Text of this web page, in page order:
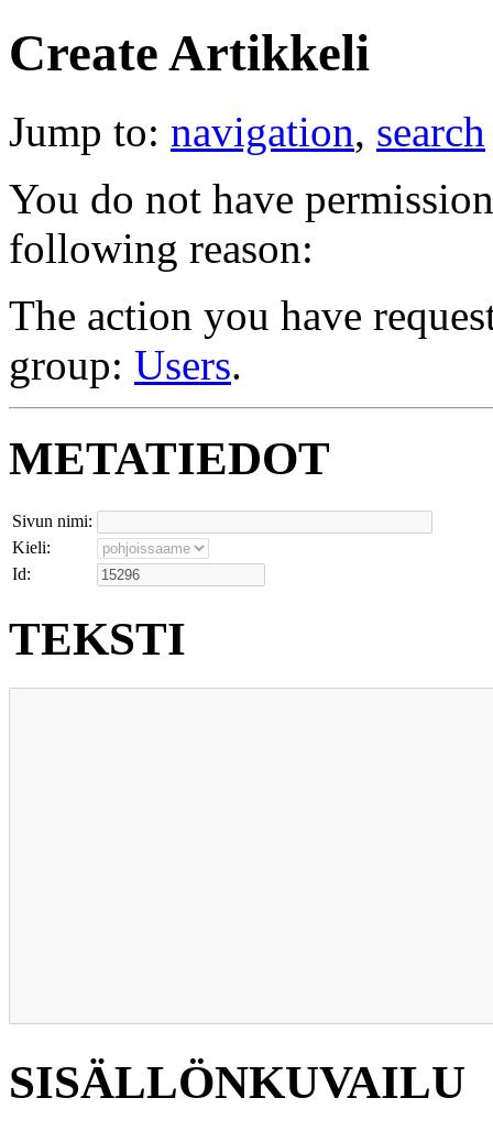
Create Artikkeli
Jump to: navigation, search
You do not have
following reason:
The action you have
group: Users.
METATIEDOT
Sivun nimi:
Kieli:
Id:
TEKSTI
SISÄLLÖNKUVAILU